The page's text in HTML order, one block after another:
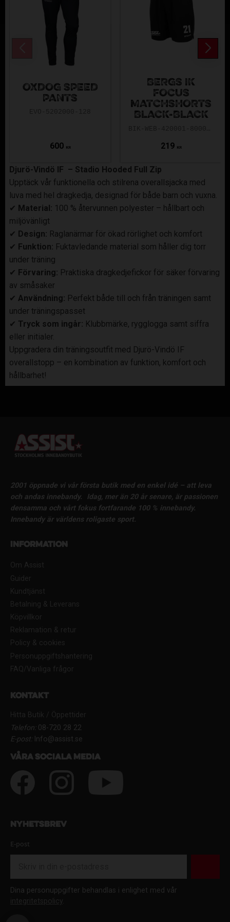
OXDOG SPEED
PANTS
600 KR
BERGS IK
FOCUS
MATCHSHORTS
BLACK-BLACK
219 KR
Djurö-Vindö IF – Stadio Hooded Full Zip
Upptäck vår funktionella och stilrena overallsjacka med
luva med hel dragkedja, designad för både barn och vuxna.
✔ Material: 100 % återvunnen polyester – hållbart och
miljövänligt
✔ Design: Raglanärmar för ökad rörlighet och komfort
✔ Funktion: Fuktavledande material som håller dig torr
under träning
✔ Förvaring: Praktiska dragkedjefickor för säker förvaring
av småsaker
✔ Användning: Perfekt både till och från träningen samt
under träningspasset
✔ Tryck som ingår: Klubbmärke, rygglogga samt siffra
eller initialer.
Uppgradera din träningsoutfit med Djurö-Vindö IF
overallstopp – en kombination av funktion, komfort och
hållbarhet!
2001 öppnade vi vår första butik med en enkel idé – att leva
och andas innebandy.
Idag, mer än 20 år senare, är passionen
densamma och vårt fokus fortfarande 100 % innebandy.
Innebandy är världens roligaste sport.
Information
Om Assist
Guider
Kundtjänst
Betalning & Leverans
Köpvillkor
Reklamation & retur
Policy & cookies
Personuppgiftshantering
FAQ/Vanliga frågor
Kontakt
Hitta Butik / Öppettider
Telefon:08-720 28 22
E-post:Info@assist.se
Våra sociala media
Nyhetsbrev
E-post
Dina personuppgifter behandlas i enlighet med vår
integritetspolicy.